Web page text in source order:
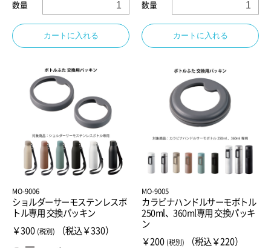
数量
カートに入れる
数量
カートに入れる
MO-9006
ショルダーサーモステンレスボ
トル専用 交換パッキン
￥300 (税別) （税込￥330）
MO-9005
カラビナハンドルサーモボトル
250ml、360ml専用 交換パッキ
ン
￥200 (税別) （税込￥220）